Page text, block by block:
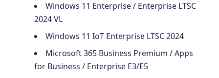
Windows 11 Enterprise / Enterprise LTSC
2024 VL
Windows 11 IoT Enterprise LTSC 2024
Microsoft 365 Business Premium / Apps
for Business / Enterprise E3/E5